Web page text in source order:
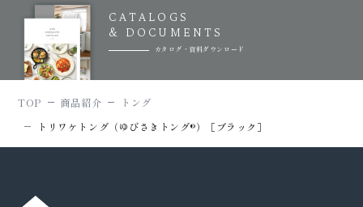
CATALOGS
& DOCUMENTS
カタログ・資料ダウンロード
TOP 商品紹介
トング
トリワケトング（ゆびさきトング®）［ブラック］